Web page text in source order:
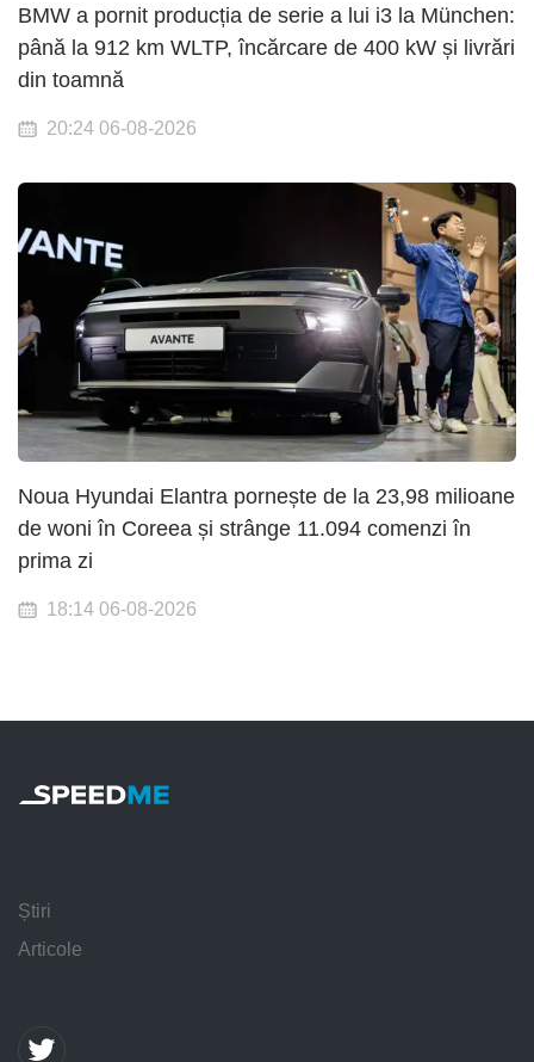
BMW a pornit producția de serie a lui i3 la München:
până la 912 km WLTP, încărcare de 400 kW și livrări
din toamnă
20:24 06-08-2026
Noua Hyundai Elantra pornește de la 23,98 milioane
de woni în Coreea și strânge 11.094 comenzi în
prima zi
18:14 06-08-2026
Știri
Articole